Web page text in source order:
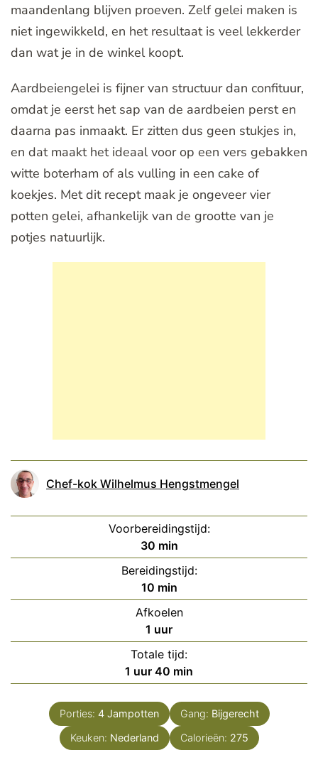
maandenlang blijven proeven. Zelf gelei maken is
niet ingewikkeld, en het resultaat is veel lekkerder
dan wat je in de winkel koopt.
Aardbeiengelei is fijner van structuur dan confituur,
omdat je eerst het sap van de aardbeien perst en
daarna pas inmaakt. Er zitten dus geen stukjes in,
en dat maakt het ideaal voor op een vers gebakken
witte boterham of als vulling in een cake of
koekjes. Met dit recept maak je ongeveer vier
potten gelei, afhankelijk van de grootte van je
potjes natuurlijk.
Chef-kok Wilhelmus Hengstmengel
Voorbereidingstijd:
30minuten
min
Bereidingstijd:
10minuten
min
Afkoelen
1 uur
uur
Totale tijd:
1 uur
uur 40 minuten
min
Porties: 4 Jampotten Gang: Bijgerecht
Keuken: Nederland Calorieën: 275